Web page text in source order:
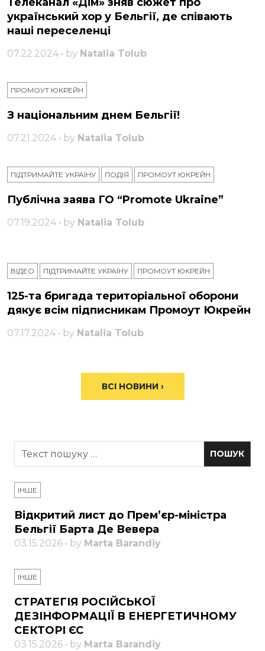
Телеканал «Дім» зняв сюжет про
український хор у Бельгії, де співають
наші переселенці
07.22.2024 • by Natalia Tolub
ПРОМОУТ ЮКРЕЙН
З національним днем ​​Бельгії!
07.21.2024 • by Natalia Tolub
ПІДТРИМАЙТЕ УКРАЇНУ ПОДІЯ ПРОМОУТ ЮКРЕЙН
Публічна заява ГО “Promote Ukraine”
07.19.2024 • by Natalia Tolub
ВІДЕО ПІДТРИМАЙТЕ УКРАЇНУ ПРОМОУТ ЮКРЕЙН
125-та бригада територіальної оборони
дякує всім підписникам Промоут Юкрейн
07.17.2024 • by Natalia Tolub
ВСІ НОВИНИ ›
ІНШЕ
Відкритий лист до Прем’єр-міністра
Бельгії Барта Де Вевера
03.15.2026 • by Marta Barandiy
ІНШЕ
СТРАТЕГІЯ РОСІЙСЬКОЇ
ДЕЗІНФОРМАЦІЇ В ЕНЕРГЕТИЧНОМУ
СЕКТОРІ ЄС
03.15.2026 • by Marta Barandiy